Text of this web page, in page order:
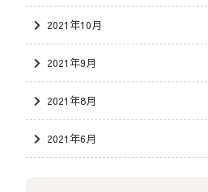
2021年10月
2021年9月
2021年8月
2021年6月